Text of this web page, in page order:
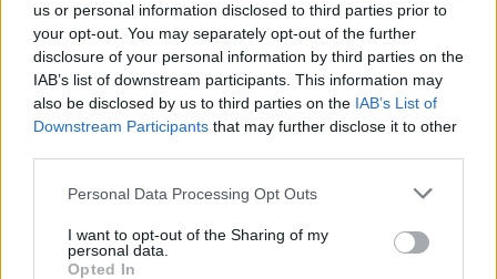
us or personal information disclosed to third parties prior to
your opt-out. You may separately opt-out of the further
disclosure of your personal information by third parties on the
IAB’s list of downstream participants. This information may
also be disclosed by us to third parties on the IAB’s List of
Downstream Participants that may further disclose it to other
Personal Data Processing Opt Outs
I want to opt-out of the Sharing of my
personal data.
Opted In
PDF (Lazarus)
PUSL (D. Voiculescu)
PNȚCD (Pavelescu)
PNCR (Terheș)
FAR (Coarnă)
Altul